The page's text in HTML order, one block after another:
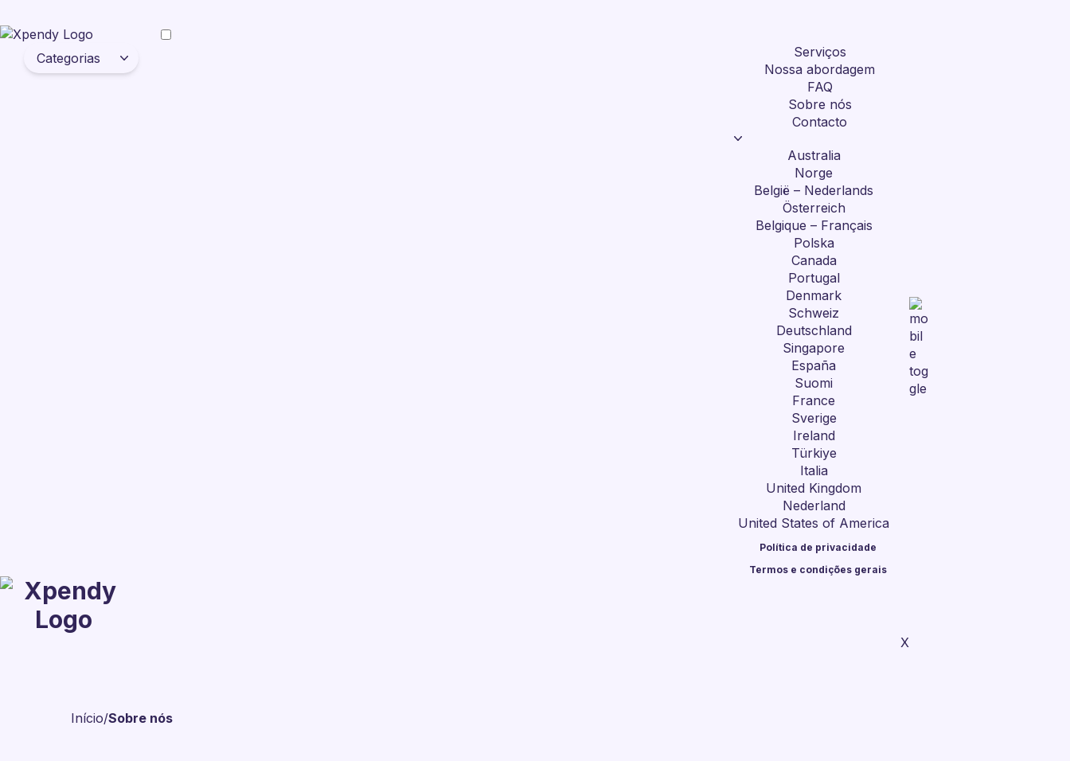
Categorias
Serviços
Nossa abordagem
FAQ
Sobre nós
Contacto
Australia
Norge
België – Nederlands
Österreich
Belgique – Français
Polska
Canada
Portugal
Denmark
Schweiz
Deutschland
Singapore
España
Suomi
France
Sverige
Ireland
Türkiye
Italia
United Kingdom
Nederland
United States of America
Política de privacidade
Termos e condições gerais
X
Início/Sobre nós